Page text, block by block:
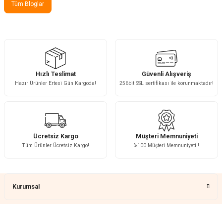
Tüm Bloglar
Hızlı Teslimat
Hazır Ürünler Ertesi Gün Kargoda!
Güvenli Alışveriş
256bit SSL sertifikası ile korunmaktadır!
Ücretsiz Kargo
Tüm Ürünler Ücretsiz Kargo!
Müşteri Memnuniyeti
%100 Müşteri Memnuniyeti !
Kurumsal